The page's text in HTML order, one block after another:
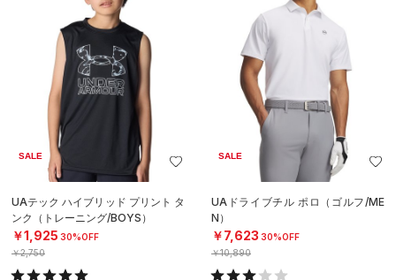
SALE
UAテック ハイブリッド プリント タ
ンク（トレーニング/BOYS）
￥1,925 30%OFF
￥2,750
SALE
UAドライブチル ポロ（ゴルフ/ME
N）
￥7,623 30%OFF
￥10,890